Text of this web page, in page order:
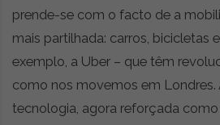
prende-se com o facto de a
mais partilhada: carros, bicicletas
exemplo, a Uber – que têm
como nos movemos em
tecnologia, agora reforçada